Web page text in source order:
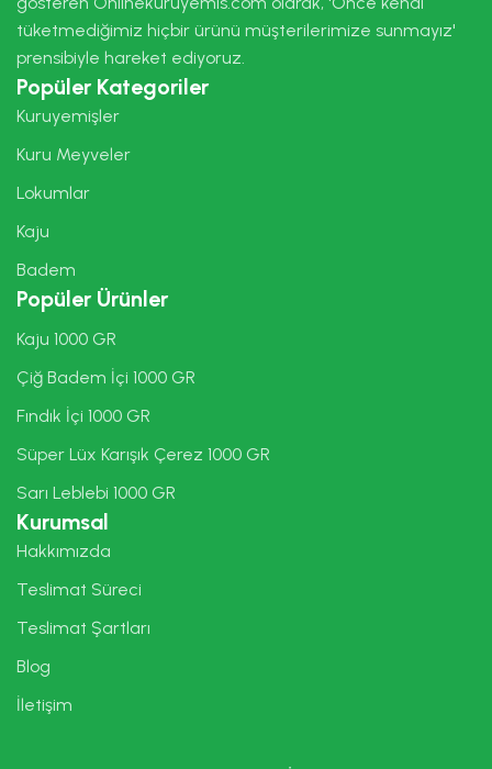
tüketmediğimiz hiçbir ürünü müşterilerimize sunmayız'
prensibiyle hareket ediyoruz.
Popüler Kategoriler
Kuruyemişler
Kuru Meyveler
Lokumlar
Kaju
Badem
Popüler Ürünler
Kaju 1000 GR
Çiğ Badem İçi 1000 GR
Fındık İçi 1000 GR
Süper Lüx Karışık Çerez 1000 GR
Sarı Leblebi 1000 GR
Kurumsal
Hakkımızda
Teslimat Süreci
Teslimat Şartları
Blog
İletişim